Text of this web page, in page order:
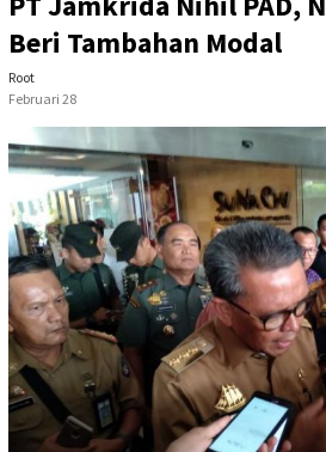
Beri Tambahan Modal
Root
Februari 28